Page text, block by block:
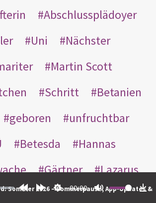
00:00
Sommer 2026 – Sommerpause, App-Updates &
Abschlussplädoyer
Uni
Nächster
Martin Scott
Schritt
Betanien
geboren
unfruchtbar
Betesda
Hannas
Gärtner
Lazarus
Bote Nikodemus